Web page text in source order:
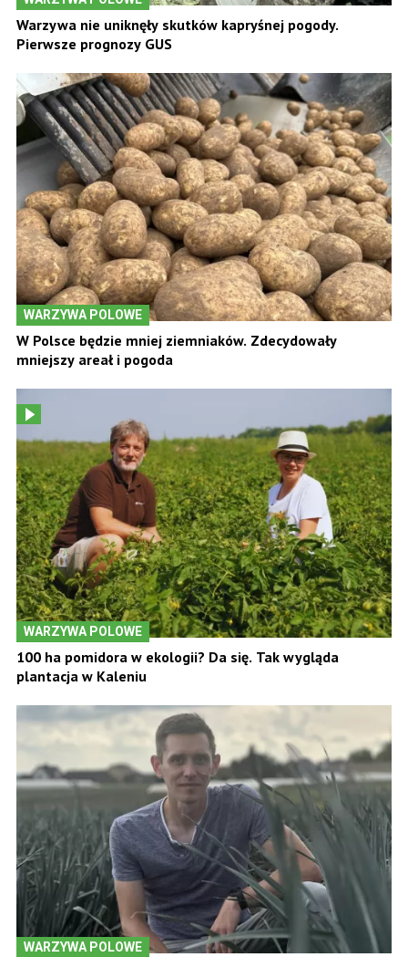
Warzywa nie uniknęły skutków kapryśnej pogody.
Pierwsze prognozy GUS
WARZYWA POLOWE
W Polsce będzie mniej ziemniaków. Zdecydowały
mniejszy areał i pogoda
WARZYWA POLOWE
100 ha pomidora w ekologii? Da się. Tak wygląda
plantacja w Kaleniu
WARZYWA POLOWE